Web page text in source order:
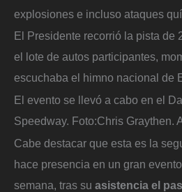
explosiones e incluso ataques
El Presidente recorrió la pista de
el lote de autos participantes,
escuchaba el himno nacional de
El evento se llevó a cabo en el
Speedway. Foto:Chris Graythen.
Cabe destacar que esta es la
hace presencia en un gran
semana, tras su asistencia el